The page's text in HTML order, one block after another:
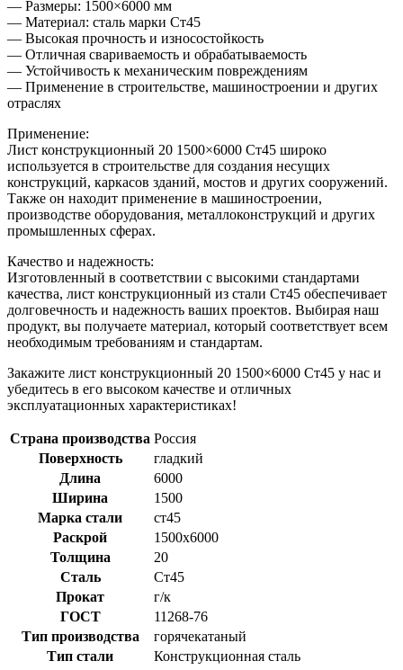
— Размеры: 1500×6000 мм
— Материал: сталь марки Ст45
— Высокая прочность и износостойкость
— Отличная свариваемость и обрабатываемость
— Устойчивость к механическим повреждениям
— Применение в строительстве, машиностроении и других
отраслях
Применение:
Лист конструкционный 20 1500×6000 Ст45 широко
используется в строительстве для создания несущих
конструкций, каркасов зданий, мостов и других сооружений.
Также он находит применение в машиностроении,
производстве оборудования, металлоконструкций и других
промышленных сферах.
Качество и надежность:
Изготовленный в соответствии с высокими стандартами
качества, лист конструкционный из стали Ст45 обеспечивает
долговечность и надежность ваших проектов. Выбирая наш
продукт, вы получаете материал, который соответствует всем
необходимым требованиям и стандартам.
Закажите лист конструкционный 20 1500×6000 Ст45 у нас и
убедитесь в его высоком качестве и отличных
эксплуатационных характеристиках!
Страна производства Россия
Поверхность
гладкий
Длина
6000
Ширина
1500
Марка стали
ст45
Раскрой
1500x6000
Толщина
20
Сталь
Ст45
Прокат
г/к
ГОСТ
11268-76
Тип производства
горячекатаный
Тип стали
Конструкционная сталь